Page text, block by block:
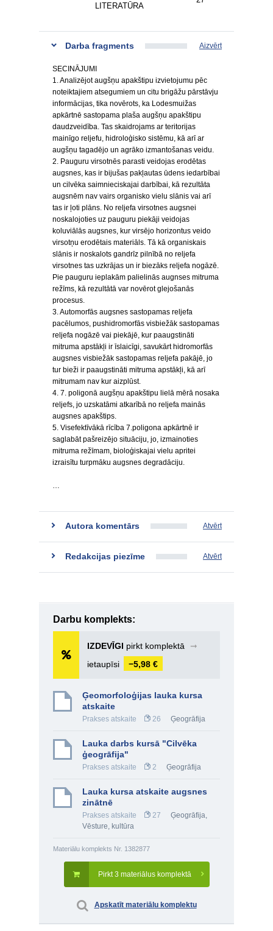
LITERATŪRA
Darba fragments Aizvērt
SECINĀJUMI
1. Analizējot augšņu apakštipu izvietojumu pēc
noteiktajiem atsegumiem un citu brigāžu pārstāvju
informācijas, tika novērots, ka Lodesmuižas
apkārtnē sastopama plaša augšņu apakštipu
daudzveidība. Tas skaidrojams ar teritorijas
mainīgo reljefu, hidroloģisko sistēmu, kā arī ar
augšņu tagadējo un agrāko izmantošanas veidu.
2. Pauguru virsotnēs parasti veidojas erodētas
augsnes, kas ir bijušas pakļautas ūdens iedarbībai
un cilvēka saimnieciskajai darbībai, kā rezultāta
augsnēm nav vairs organisko vielu slānis vai arī
tas ir ļoti plāns. No reljefa virsotnes augsnei
noskalojoties uz pauguru piekāji veidojas
koluviālās augsnes, kur virsējo horizontus veido
virsotņu erodētais materiāls. Tā kā organiskais
slānis ir noskalots gandrīz pilnībā no reljefa
virsotnes tas uzkrājas un ir biezāks reljefa nogāzē.
Pie pauguru ieplakām palielinās augnses mitruma
režīms, kā rezultātā var novērot glejošanās
procesus.
3. Automorfās augsnes sastopamas reljefa
pacēlumos, pushidromorfās visbiežāk sastopamas
reljefa nogāzē vai piekājē, kur paaugstināti
mitruma apstākļi ir īslaicīgi, savukārt hidromorfās
augsnes visbiežāk sastopamas reljefa pakājē, jo
tur bieži ir paaugstināti mitruma apstākļi, kā arī
mitrumam nav kur aizplūst.
4. 7. poligonā augšņu apakštipu lielā mērā nosaka
reljefs, jo uzskatāmi atkarībā no reljefa mainās
augsnes apakštips.
5. Visefektīvākā rīcība 7.poligona apkārtnē ir
saglabāt pašreizējo situāciju, jo, izmainoties
mitruma režīmam, bioloģiskajai vielu apritei
izraisītu turpmāku augsnes degradāciju.
…
Autora komentārs Atvērt
Redakcijas piezīme Atvērt
Darbu komplekts:
IZDEVĪGI pirkt komplektā
➞
ietaupīsi
−5,98 €
Ģeomorfoloģijas lauka kursa
atskaite
Prakses atskaite 26 Ģeogrāfija
Lauka darbs kursā "Cilvēka
ģeogrāfija"
Prakses atskaite 2 Ģeogrāfija
Lauka kursa atskaite augsnes
zinātnē
Prakses atskaite 27 Ģeogrāfija,
Vēsture, kultūra
Materiālu komplekts Nr. 1382877
Pirkt 3 materiālus komplektā
Apskatīt materiālu komplektu